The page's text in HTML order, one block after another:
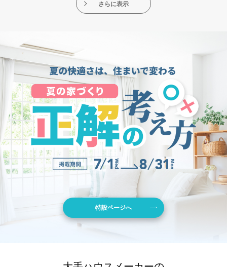
さらに表示
特設ページへ